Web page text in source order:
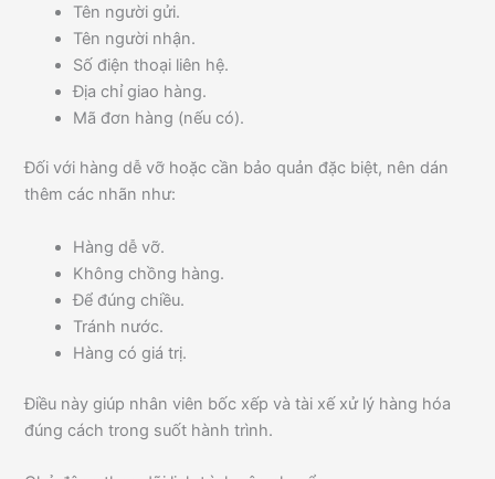
Tên người gửi.
Tên người nhận.
Số điện thoại liên hệ.
Địa chỉ giao hàng.
Mã đơn hàng (nếu có).
Đối với hàng dễ vỡ hoặc cần bảo quản đặc biệt, nên dán
thêm các nhãn như:
Hàng dễ vỡ.
Không chồng hàng.
Để đúng chiều.
Tránh nước.
Hàng có giá trị.
Điều này giúp nhân viên bốc xếp và tài xế xử lý hàng hóa
đúng cách trong suốt hành trình.